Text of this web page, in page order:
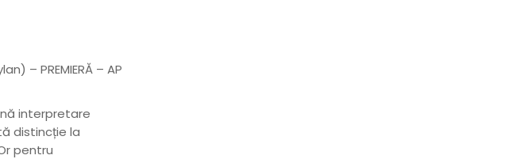
– PREMIERĂ – AP
interpretare
distincție la
pentru